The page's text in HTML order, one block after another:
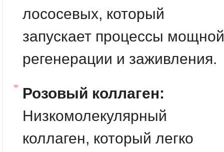
лососевых, который
запускает процессы мощной
регенерации и заживления.
Розовый коллаген:
Низкомолекулярный
коллаген, который легко